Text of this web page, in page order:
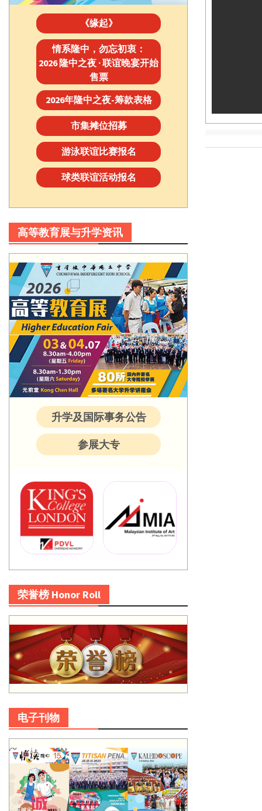
《缘起》
情系隆中，勿忘初衷：
2026 隆中之夜 · 联谊晚宴开始
售票
2026年隆中之夜-筹款表格
市集摊位招募
游泳联谊比赛报名
球类联谊活动报名
高等教育展与升学资讯
升学及国际事务公告
参展大专
荣誉榜 Honor Roll
电子刊物